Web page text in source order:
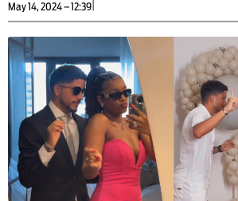
May 14, 2024 – 12:39